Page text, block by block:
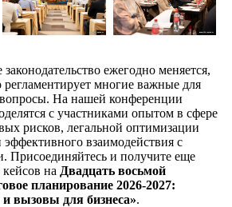
ежегодно меняется,
регламентирует многие важные для
На нашей конференции
с участниками опытом в сфере
рисков, легальной оптимизации
взаимодействия с
Присоединяйтесь и получите еще
на Двадцать восьмой
планирование 2026-2027:
вызовы для бизнеса».